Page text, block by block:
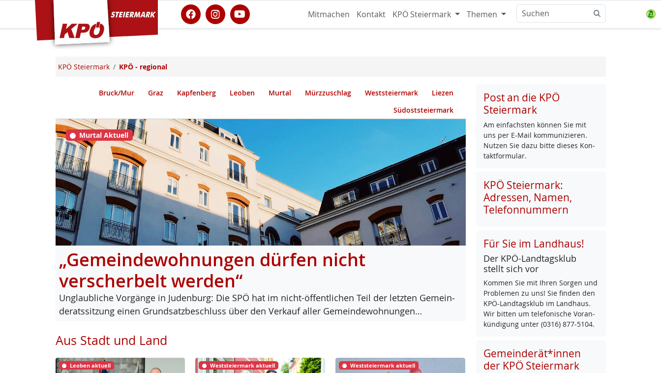
KPÖ Steiermark Mitmachen Kontakt KPÖ Steiermark Themen
KPÖ Steiermark KPÖ - regional
Bruck/Mur Graz Kapfenberg Leoben Murtal Mürzzuschlag Weststeiermark
Liezen
Südoststeiermark
Murtal Aktuell
„Gemeindewohnungen dürfen nicht
verscherbelt werden“
Un­glaub­li­che Vor­gän­ge in Ju­den­burg: Die SPÖ hat im nicht-öf­f­ent­li­chen Teil der letz­ten Ge­mein­
de­rats­sit­zung ei­nen Grund­satz­be­schluss über den Ver­kauf al­ler Ge­mein­de­woh­nun­gen…
Aus Stadt und Land
Leoben aktuell Weststeiermark aktuell Weststeiermark aktuell
Post an die KPÖ
Steiermark
Am ein­fachs­ten kön­nen Sie mit
uns per E-Mail kom­mu­ni­zie­ren.
Nut­zen Sie da­zu bit­te die­ses Kon­
takt­for­mu­lar.
KPÖ Steiermark:
Adressen, Namen,
Telefonnummern
Für Sie im Landhaus!
Der KPÖ-Land­tags­klub
stellt sich vor
Kom­men Sie mit Ih­ren Sor­gen und
Pro­b­le­men zu uns! Sie fin­den den
KPÖ-Land­tags­klub im Land­haus.
Wir bit­ten um te­le­fo­ni­sche Vor­an­
kün­di­gung un­ter (0316) 877-5104.
Gemeinderät*innen
der KPÖ Steiermark